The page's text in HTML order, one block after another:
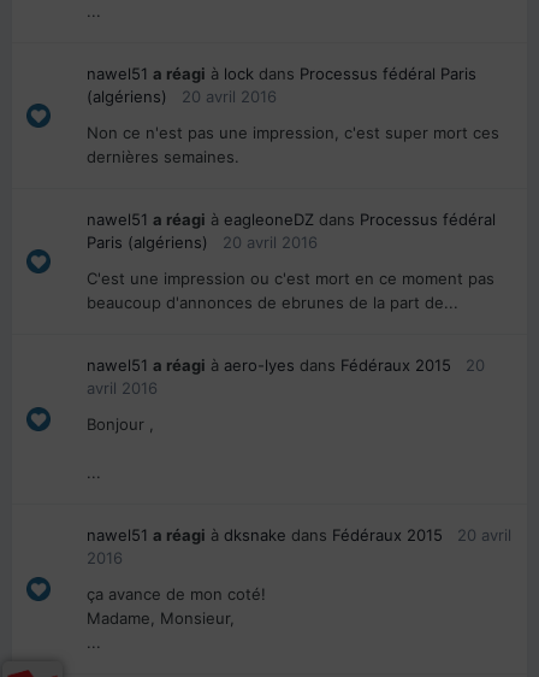
...
nawel51 a réagi à lock dans Processus fédéral Paris
(algériens)
20 avril 2016
Non ce n'est pas une impression, c'est super mort ces
dernières semaines.
nawel51 a réagi à eagleoneDZ dans Processus fédéral
Paris (algériens)
20 avril 2016
C'est une impression ou c'est mort en ce moment pas
beaucoup d'annonces de ebrunes de la part de...
nawel51 a réagi à aero-lyes dans Fédéraux 2015
20
avril 2016
Bonjour ,
...
nawel51 a réagi à dksnake dans Fédéraux 2015
20 avril
2016
ça avance de mon coté!
Madame, Monsieur,
...